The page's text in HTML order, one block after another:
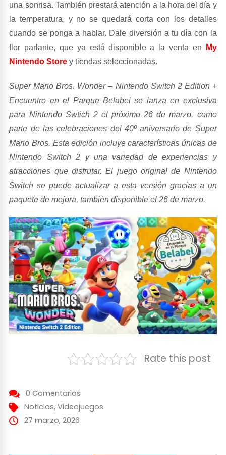
una sonrisa. También prestará atención a la hora del día y
la temperatura, y no se quedará corta con los detalles
cuando se ponga a hablar. Dale diversión a tu día con la
flor parlante, que ya está disponible a la venta en
My
Nintendo Store y tiendas seleccionadas.
Super Mario Bros. Wonder – Nintendo Switch 2 Edition +
Encuentro en el Parque Belabel se lanza en exclusiva
para Nintendo Swtich 2 el próximo 26 de marzo, como
parte de las celebraciones del 40º aniversario de Super
Mario Bros. Esta edición incluye características únicas de
Nintendo Switch 2 y una variedad de experiencias y
atracciones que disfrutar. El juego original de Nintendo
Switch se puede actualizar a esta versión gracias a un
paquete de mejora, también disponible el 26 de marzo.
Rate this post
0 Comentarios
Noticias, Videojuegos
27 marzo, 2026